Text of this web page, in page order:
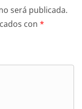
será publicada.
con *